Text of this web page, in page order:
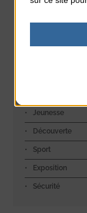
Toutes les
Jeunesse
Découverte
Sport
Exposition
Sécurité